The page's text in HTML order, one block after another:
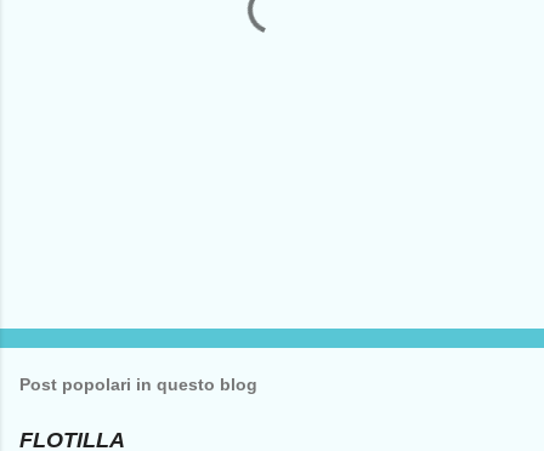
Post popolari in questo blog
FLOTILLA